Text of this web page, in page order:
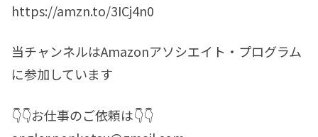
https://amzn.to/3ICj4n0
当チャンネルはAmazonアソシエイト・プログラム
に参加しています
👇👇お仕事のご依頼は👇👇